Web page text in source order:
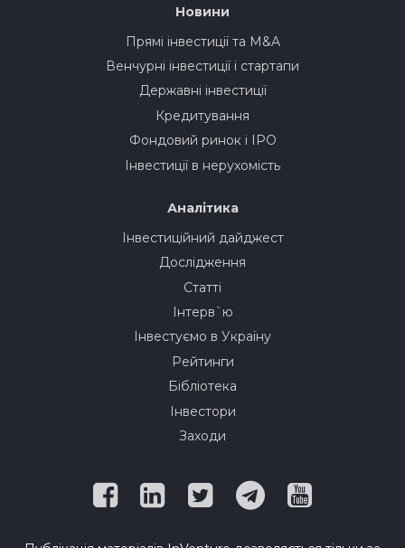
Новини
Прямі інвестиції та M&A
Венчурні інвестиції і стартапи
Державні інвестиції
Кредитування
Фондовий ринок і IPO
Інвестиції в нерухомість
Аналітика
Інвестиційний дайджест
Дослідження
Статті
Інтерв`ю
Інвестуємо в Україну
Рейтинги
Бібліотека
Інвестори
Заходи